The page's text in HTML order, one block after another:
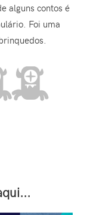
alguns contos é
Foi uma